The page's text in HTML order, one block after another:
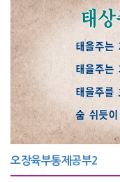
오장육부통제공부2